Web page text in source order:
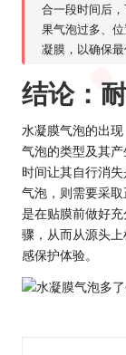
合一段时间后
果气泡过多、
凝膜 ，以确保
结论：
水凝膜气泡的出
气泡的类型及其
时间让其自行消
气泡，则需要采
是在贴膜前做好
骤 ，从而从源头
感保护体验。